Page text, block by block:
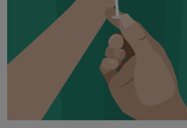
Department of Public Safety
Health Info
Health Information
Healthy Info, Healthy Kids
Inside Children's Blog
KidsHealth Topics
Family Library